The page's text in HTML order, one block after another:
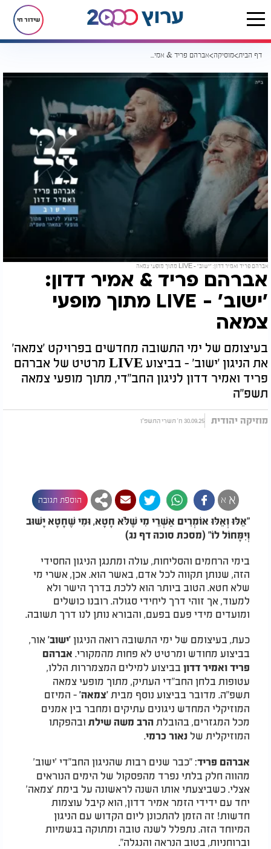
שידור חי
דף הבית מוסיקה אברהם פריד & אמיר דדון: 'ישוב' - LIVE מתוך מופעי צמאה
אברהם פריד ואמיר דדון: "ישוב" - LIVE מתוך מופעי צמאה
אברהם פריד & אמיר דדון:
'ישוב' - LIVE מתוך מופעי
צמאה
בעיצומם של ימי התשובה מחדשים בפרויקט 'צמאה'
את הניגון 'ישוב' - בביצוע LIVE מרטיט של אברהם
פריד ואמיר דדון לניגון החב"די, מתוך מופעי צמאה
תשפ"ה
מוזיקה יהודית 30.09.25 ח' תשרי התשפ"ו
א א הוספת תגובה
"אֵלּוּ וְאֵלּוּ אוֹמְרִים אַשְׁרֵי מִי שֶׁלֹּא חָטָא, וּמִי שֶׁחָטָא יָשׁוּב
וְיִמָּחוֹל לוֹ" (מסכת סוכה דף נג)
בימי הרחמים והסליחות, עולה ומתנגן הניגון החסידי
הזה, שנותן תקווה לכל אדם, באשר הוא. אכן, אשרי מי
שלא חטא. הטוב ביותר הוא ללכת בדרך הישר ולא
למעוד, אך זוהי דרך ליחידי סגולה. רובנו כושלים
ומועדים מידי פעם בפעם, והבורא נותן לנו דרך תשובה.
כעת, בעיצומם של ימי התשובה רואה הניגון'ישוב׳ אור,
בביצוע מחודש ומרטיט לא פחות מהמקורי. אברהם
פריד ואמיר דדון בביצוע למילים המצמררות הללו,
עטופות בלחן החב"די העתיק, מתוך מופעי צמאה
תשפ"ה. מדובר בביצוע נוסף מבית'צמאה'- המיזם
המוזיקלי המחדש ניגונים עתיקים ומחבר בין אמנים
מכל המגזרים, בהובלת הרב משה שילת ובהפקתו
המוזיקלית שלנאור כרמי.
אברהם פריד: "כבר שנים רבות שהניגון החב"די 'ישוב'
מהווה חלק בלתי נפרד מהפסקול של הימים הנוראים
אצלי. כשביצעתי אותו השנה לראשונה על בימת 'צמאה'
יחד עם ידידי הזמר אמיר דדון, הוא קיבל עוצמות
חדשות! זה הזמן להתכונן ליום הקדוש עם הניגון
המיוחד הזה. נתפלל לשנה טובה ומתוקה בגשמיות
וברוחניות, בטוב הנראה והנגלה".